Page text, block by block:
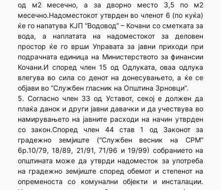
од м2 месечно, а за дворно место 3,5 по м2
месечно.Надоместокот утврден во членот 6 (по куќа)
ќе го напатува КЈП “Водовод” – Кочани со сметката за
вода, а наплатата на надоместокот за деловен
простор ќе го врши Управата за јавни приходи при
подрачната единица на Министерството за финансии
Кочани.И според член 15 од Одлуката, оваа одлука
влегува во сила со денот на донесувањето, а ќе се
објави во “Службен гласник на Општина Зрновци”.
5. Согласно член 33 од Уставот, секој е должен да
плаќа данок и други јавни давачки и да учествува во
намирувањето на јавните расходи на начин утврден
со закон.Според член 44 став 1 од Законот за
градежно земјиште (“Службен весник на СРМ”
6р.10/79, 18/89, 21/91, 71/96 и 19/99) собранието на
општината може да утврди надоместок за употреба
на градежно земјиште според обемот и степенот на
опременоста со комунални објекти и инсталации.